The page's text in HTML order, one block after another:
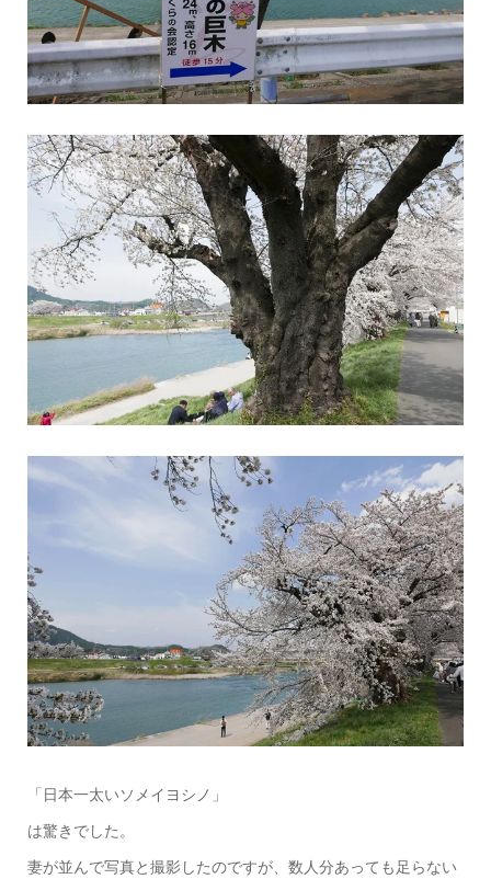
「日本一太いソメイヨシノ」
は驚きでした。
妻が並んで写真と撮影したのですが、数人分あっても足らない